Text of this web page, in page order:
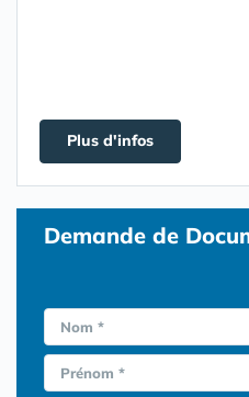
Plus d'infos
Demande de
Nom *
Prénom *